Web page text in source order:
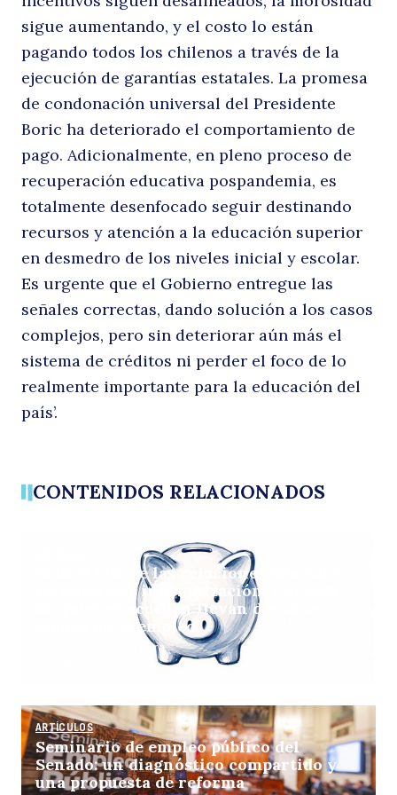
sigue aumentando, y el costo lo están
pagando todos los chilenos a través de la
ejecución de garantías estatales. La promesa
de condonación universal del Presidente
Boric ha deteriorado el comportamiento de
pago. Adicionalmente, en pleno proceso de
recuperación educativa pospandemia, es
totalmente desenfocado seguir destinando
recursos y atención a la educación superior
en desmedro de los niveles inicial y escolar.
Es urgente que el Gobierno entregue las
señales correctas, dando solución a los casos
complejos, pero sin deteriorar aún más el
sistema de créditos ni perder el foco de lo
realmente importante para la educación del
país’.
CONTENIDOS RELACIONADOS
Solo el 14% de las relaciones laborales
termina con indemnización, y el 60%
de quienes acceden llevan dos años o
menos en el empleo
Por: Pulso La Tercera
ARTÍCULOS
Seminario de empleo público del
Senado: un diagnóstico compartido y
una propuesta de reforma